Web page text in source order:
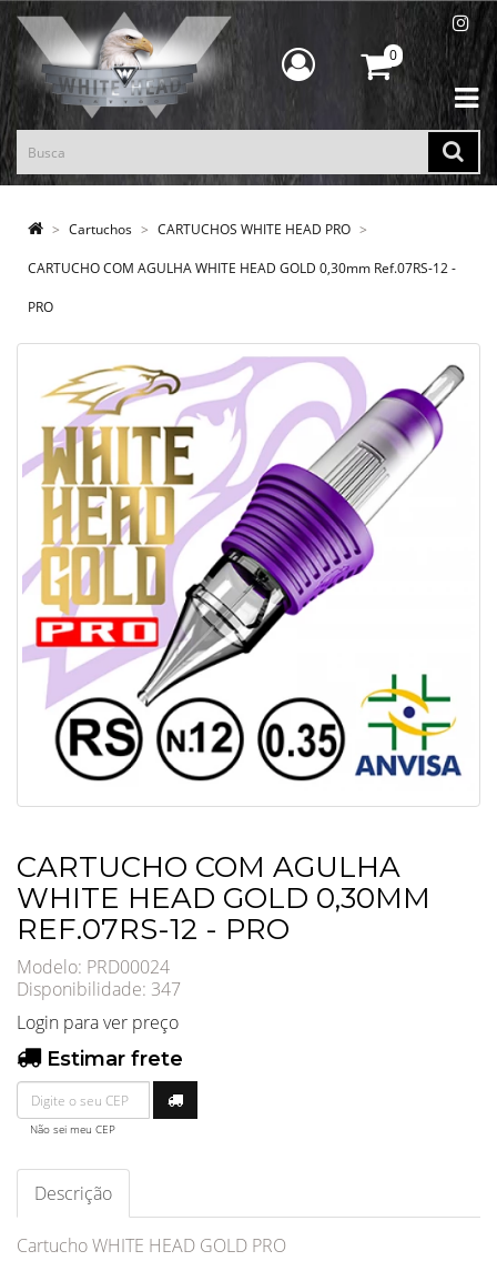
0
Cartuchos CARTUCHOS WHITE HEAD PRO
CARTUCHO COM AGULHA WHITE HEAD GOLD 0,30mm Ref.07RS-12 -
PRO
CARTUCHO COM AGULHA
WHITE HEAD GOLD 0,30MM
REF.07RS-12 - PRO
Modelo: PRD00024
Disponibilidade: 347
Login para ver preço
Estimar frete
Não sei meu CEP
Descrição
Cartucho WHITE HEAD GOLD PRO